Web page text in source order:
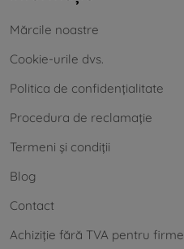
Mărcile noastre
Cookie-urile dvs.
Politica de confidențialitate
Procedura de reclamație
Termeni și condiții
Blog
Contact
Achiziție fără TVA pentru firme